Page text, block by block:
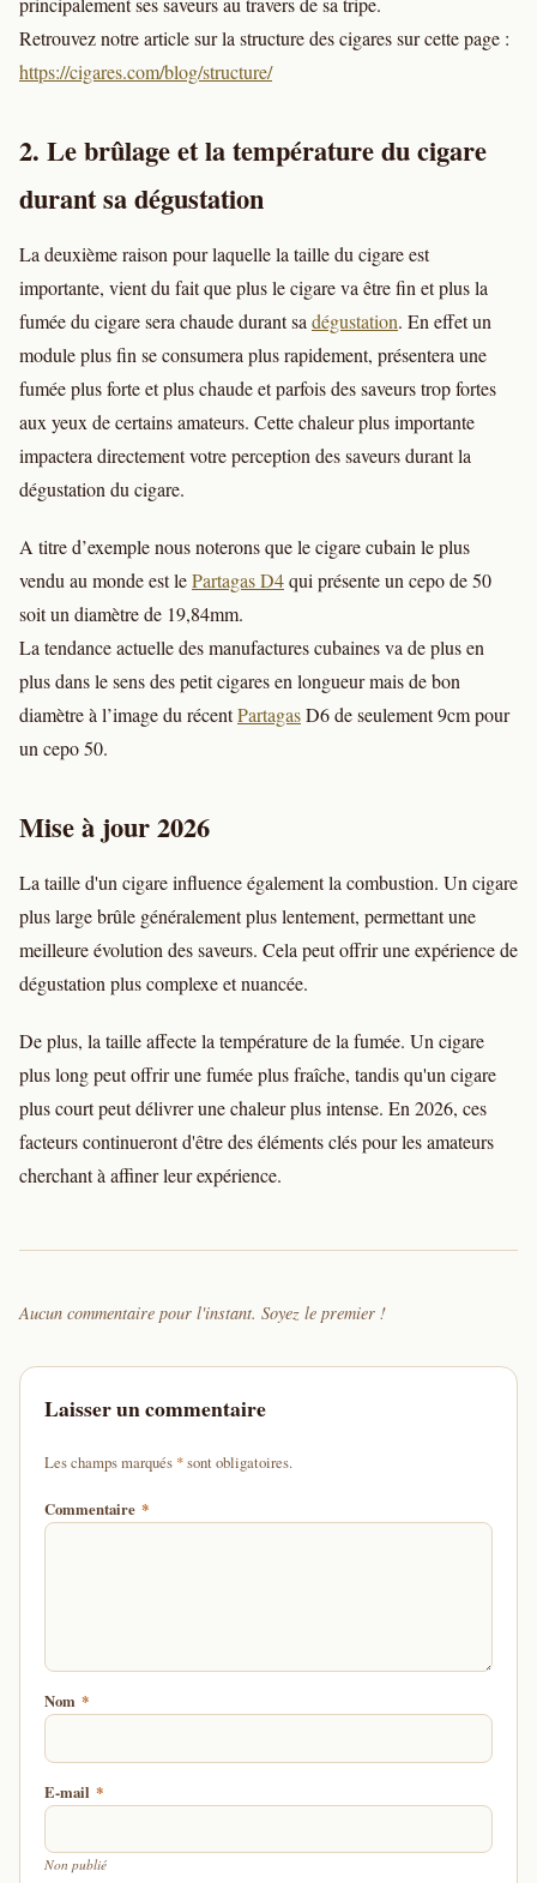
Retrouvez notre article sur la structure des cigares sur cette page :
https://cigares.com/blog/structure/
2. Le brûlage et la température du cigare
durant sa dégustation
La deuxième raison pour laquelle la taille du cigare est
importante, vient du fait que plus le cigare va être fin et plus la
fumée du cigare sera chaude durant sadégustation. En effet un
module plus fin se consumera plus rapidement, présentera une
fumée plus forte et plus chaude et parfois des saveurs trop fortes
aux yeux de certains amateurs. Cette chaleur plus importante
impactera directement votre perception des saveurs durant la
dégustation du cigare.
A titre d’exemple nous noterons que le cigare cubain le plus
vendu au monde est lePartagas D4qui présente un cepo de 50
soit un diamètre de 19,84mm.
La tendance actuelle des manufactures cubaines va de plus en
plus dans le sens des petit cigares en longueur mais de bon
diamètre à l’image du récentPartagasD6 de seulement 9cm pour
un cepo 50.
Mise à jour 2026
La taille d'un cigare influence également la combustion. Un cigare
plus large brûle généralement plus lentement, permettant une
meilleure évolution des saveurs. Cela peut offrir une expérience de
dégustation plus complexe et nuancée.
De plus, la taille affecte la température de la fumée. Un cigare
plus long peut offrir une fumée plus fraîche, tandis qu'un cigare
plus court peut délivrer une chaleur plus intense. En 2026, ces
facteurs continueront d'être des éléments clés pour les amateurs
cherchant à affiner leur expérience.
Aucun commentaire pour l'instant. Soyez le premier !
Laisser un commentaire
Les champs marqués *d'un astérisque
sont obligatoires.
Commentaire *
Nom *
E-mail *
Non publié